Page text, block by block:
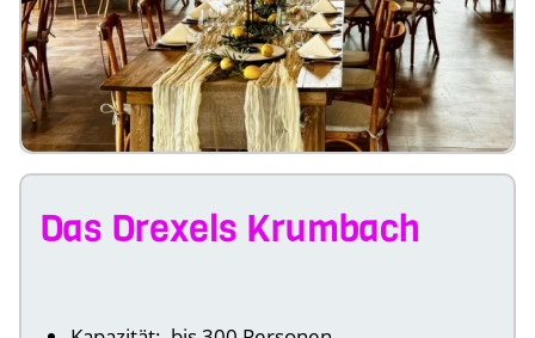
Das Drexels Krumbach